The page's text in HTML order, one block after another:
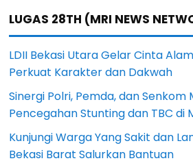
LUGAS 28TH (MRI NEWS
LDII Bekasi Utara Gelar Cinta
Perkuat Karakter dan Dakwah
Sinergi Polri, Pemda, dan
Pencegahan Stunting dan TBC di
Kunjungi Warga Yang Sakit dan
Bekasi Barat Salurkan Bantuan